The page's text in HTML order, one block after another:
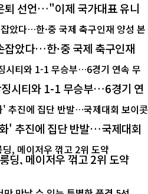
퇴 선언…"이제 국가대표 유니
잡았다…한·중 국제 축구인재
시티와 1-1 무승부…6경기 연
' 추진에 집단 반발…국제대회
딩, 메이저우 꺾고 2위 도약